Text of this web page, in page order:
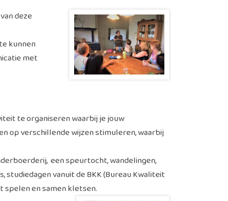
deze
kunnen
met
te organiseren waarbij je jouw
op verschillende wijzen stimuleren, waarbij
een speurtocht, wandelingen,
vanuit de BKK (Bureau Kwaliteit
spelen en samen kletsen.